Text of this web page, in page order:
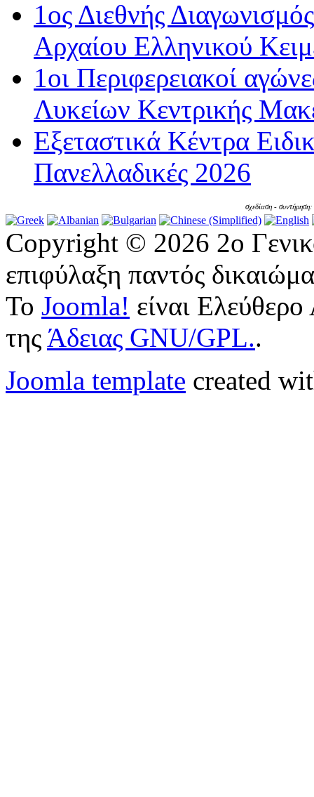
1ος Διεθνής
Αρχαίου Ελληνικού
1οι Περιφερειακοί
Λυκείων Κεντρικής
Εξεταστικά Κέντρα
Πανελλαδικές 2026
σχεδίαση -
Copyright © 2026 2ο
επιφύλαξη παντός
Το Joomla! είναι Ελεύθερο
της Άδειας GNU/GPL..
Joomla template created